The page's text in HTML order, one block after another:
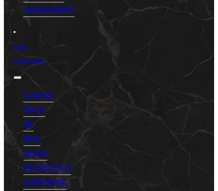
AGENCEMENT
NOS
CONSEILS
CUISINE
SALLE
DE
BAIN
SALON
DÉCORATION
INTÉRIEURE